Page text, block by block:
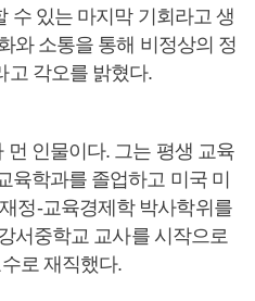
수 있는 마지막 기회라고 생
와 소통을 통해 비정상의 정
고 각오를 밝혔다.
인물이다. 그는 평생 교육
육학과를 졸업하고 미국 미
정-교육경제학 박사학위를
서중학교 교사를 시작으로
로 재직했다.